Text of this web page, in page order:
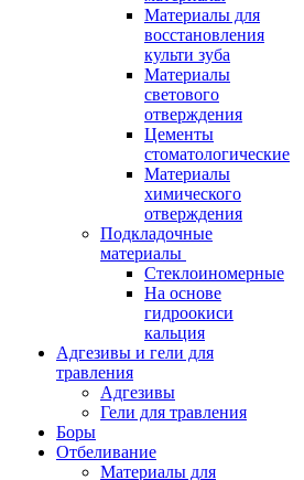
Материалы для
восстановления
культи зуба
Материалы
светового
отверждения
Цементы
стоматологические
Материалы
химического
отверждения
Подкладочные
материалы
Стеклоиномерные
На основе
гидроокиси
кальция
Адгезивы и гели для
травления
Адгезивы
Гели для травления
Боры
Отбеливание
Материалы для